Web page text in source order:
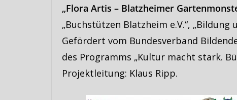
„Flora Artis – Blatzheimer
„Buchstützen Blatzheim e.V.“, „Bildung
Gefördert vom Bundesverband
des Programms „Kultur macht stark.
Projektleitung: Klaus Ripp.